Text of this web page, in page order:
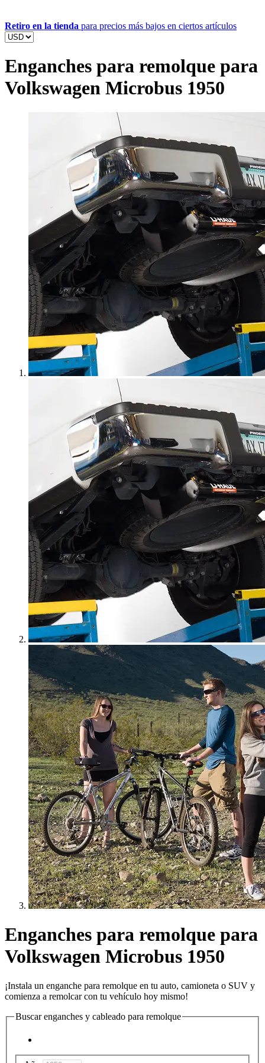
Retiro en la tienda para precios más bajos en ciertos artículos
Enganches para remolque para
Volkswagen Microbus 1950
Enganches para remolque para
Volkswagen Microbus 1950
¡Instala un enganche para remolque en tu auto, camioneta o SUV y
comienza a remolcar con tu vehículo hoy mismo!
Buscar enganches y cableado para remolque